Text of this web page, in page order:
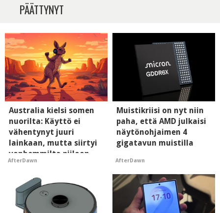
PÄÄTTYNYT
Australia kielsi somen
nuorilta: Käyttö ei
vähentynyt juuri
lainkaan, mutta siirtyi
vanhemmilta piiloon
AfterDawn
Muistikriisi on nyt niin
paha, että AMD julkaisi
näytönohjaimen 4
gigatavun muistilla
AfterDawn